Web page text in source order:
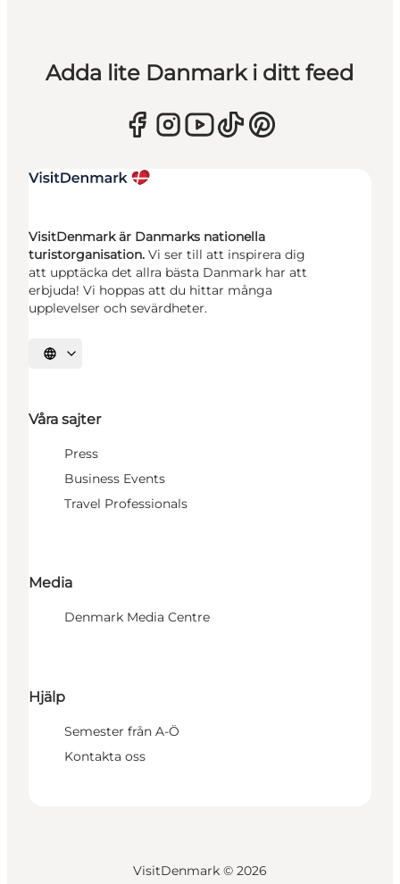
Adda lite Danmark i ditt feed
VisitDenmark är Danmarks nationella
turistorganisation. Vi ser till att inspirera dig
att upptäcka det allra bästa Danmark har att
erbjuda! Vi hoppas att du hittar många
upplevelser och sevärdheter.
Välj språk
Våra sajter
Press
Business Events
Travel Professionals
Media
Denmark Media Centre
Hjälp
Semester från A-Ö
Kontakta oss
VisitDenmark © 2026